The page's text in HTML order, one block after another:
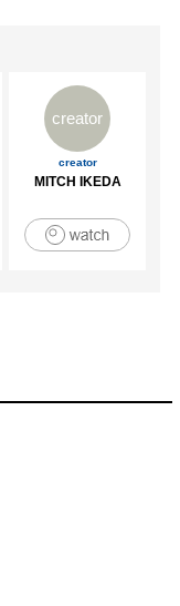
creator
creator
MITCH IKEDA